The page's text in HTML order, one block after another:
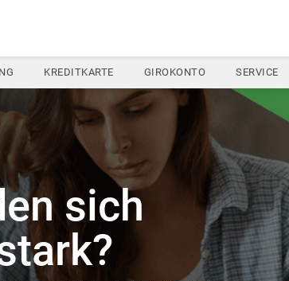
KREDITKARTE GIROKONTO SERVICE
sich